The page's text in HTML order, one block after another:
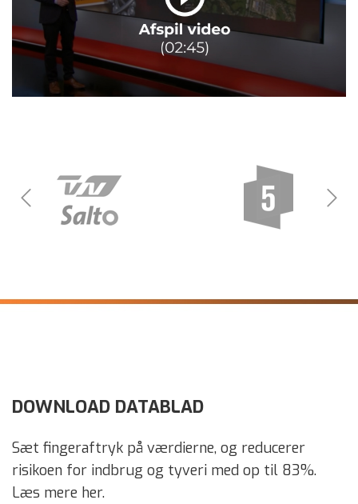
DOWNLOAD DATABLAD
Sæt fingeraftryk på værdierne, og reducerer
risikoen for indbrug og tyveri med op til 83%.
Læs mere her.